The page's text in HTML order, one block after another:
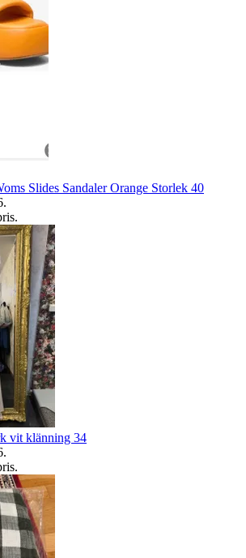
Slides Sandaler Orange Storlek 40
.
.
vit klänning 34
.
.